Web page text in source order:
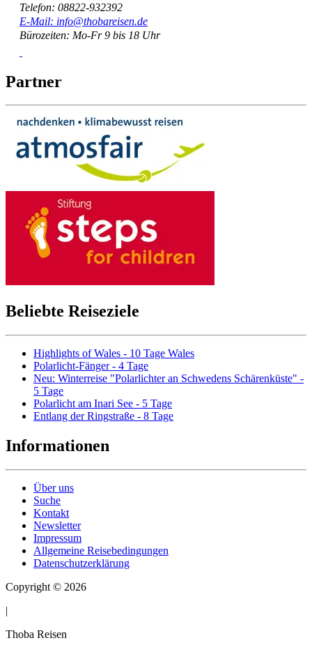
Telefon: 08822-932392
E-Mail: info@thobareisen.de
Bürozeiten: Mo-Fr 9 bis 18 Uhr
Partner
Beliebte Reiseziele
Highlights of Wales - 10 Tage Wales
Polarlicht-Fänger - 4 Tage
Neu: Winterreise "Polarlichter an Schwedens Schärenküste" -
5 Tage
Polarlicht am Inari See - 5 Tage
Entlang der Ringstraße - 8 Tage
Informationen
Über uns
Suche
Kontakt
Newsletter
Impressum
Allgemeine Reisebedingungen
Datenschutzerklärung
Copyright © 2026
|
Thoba Reisen